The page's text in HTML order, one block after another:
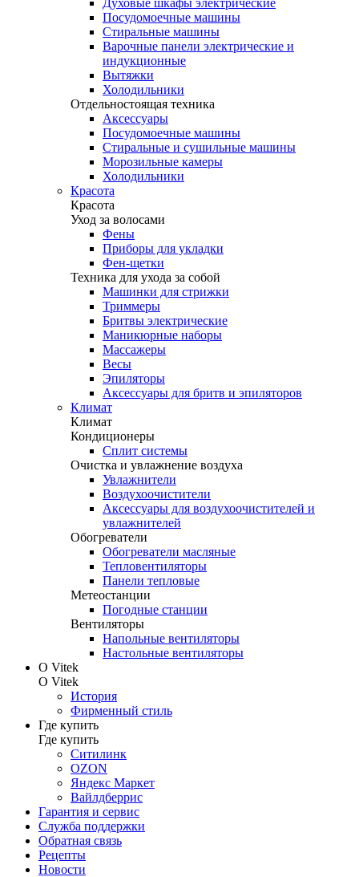
Духовые шкафы электрические
Посудомоечные машины
Стиральные машины
Варочные панели электрические и
индукционные
Вытяжки
Холодильники
Отдельностоящая техника
Аксессуары
Посудомоечные машины
Стиральные и сушильные машины
Морозильные камеры
Холодильники
Красота
Красота
Уход за волосами
Фены
Приборы для укладки
Фен-щетки
Техника для ухода за собой
Машинки для стрижки
Триммеры
Бритвы электрические
Маникюрные наборы
Массажеры
Весы
Эпиляторы
Аксессуары для бритв и эпиляторов
Климат
Климат
Кондиционеры
Сплит системы
Очистка и увлажнение воздуха
Увлажнители
Воздухоочистители
Аксессуары для воздухоочистителей и
увлажнителей
Обогреватели
Обогреватели масляные
Тепловентиляторы
Панели тепловые
Метеостанции
Погодные станции
Вентиляторы
Напольные вентиляторы
Настольные вентиляторы
О Vitek
О Vitek
История
Фирменный стиль
Где купить
Где купить
Ситилинк
OZON
Яндекс Маркет
Вайлдберрис
Гарантия и сервис
Служба поддержки
Обратная связь
Рецепты
Новости